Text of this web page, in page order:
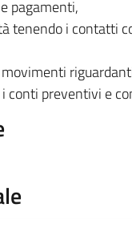
pagamenti,
tenendo i contatti
conti preventivi e